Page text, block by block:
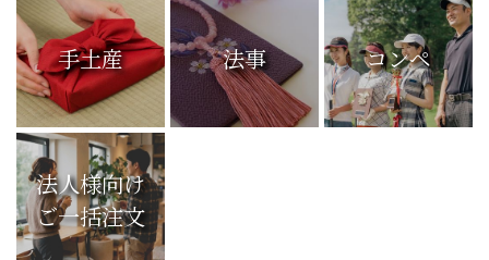
手土産 法事 コンペ
法人様向け
ご一括注文